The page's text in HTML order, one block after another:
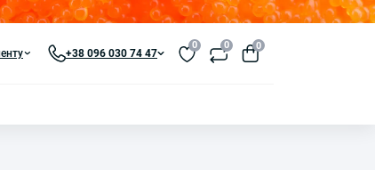
+38 096 030 74 47
0 0 0